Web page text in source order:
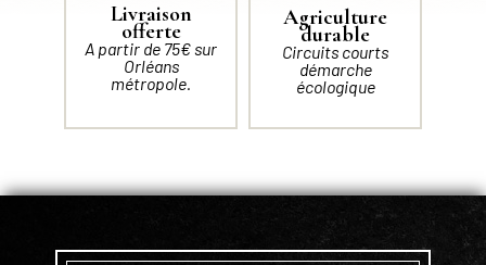
Livraison
offerte
A partir de 75€ sur
Orléans
métropole.
Agriculture
durable
Circuits courts
démarche
écologique